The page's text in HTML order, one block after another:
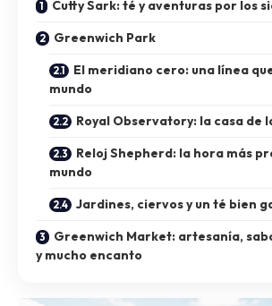
Cutty Sark: té y aventuras por los
Greenwich Park
El meridiano cero: una línea
mundo
Royal Observatory: la casa de
Reloj Shepherd: la hora más
mundo
Jardines, ciervos y un té bien
Greenwich Market: artesanía,
y mucho encanto